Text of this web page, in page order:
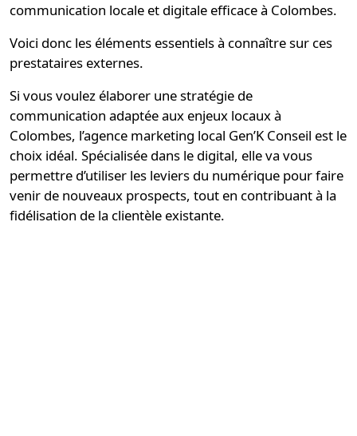
communication locale et digitale efficace à Colombes.
Voici donc les éléments essentiels à connaître sur ces
prestataires externes.
Si vous voulez élaborer unestratégie de
communication adaptée aux enjeux locaux à
Colombes, l’agence marketing local Gen’K Conseil est le
choix idéal. Spécialisée dans le digital, elle va vous
permettre d’utiliser les leviers du numérique pour faire
venir de nouveaux prospects, tout en contribuant à la
fidélisation de la clientèle existante.